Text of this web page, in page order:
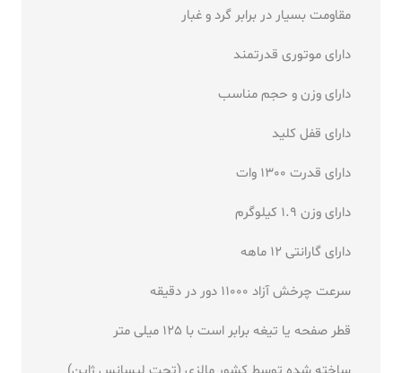
مقاومت بسیار در برابر گرد و غبار
دارای موتوری قدرتمند
دارای وزن و حجم مناسب
دارای قفل کلید
دارای قدرت 1300 وات
دارای وزن 1.9 کیلوگرم
دارای گارانتی 12 ماهه
سرعت چرخش آزاد 11000 دور در دقیقه
قطر صفحه یا تیغه برابر است با 125 میلی متر